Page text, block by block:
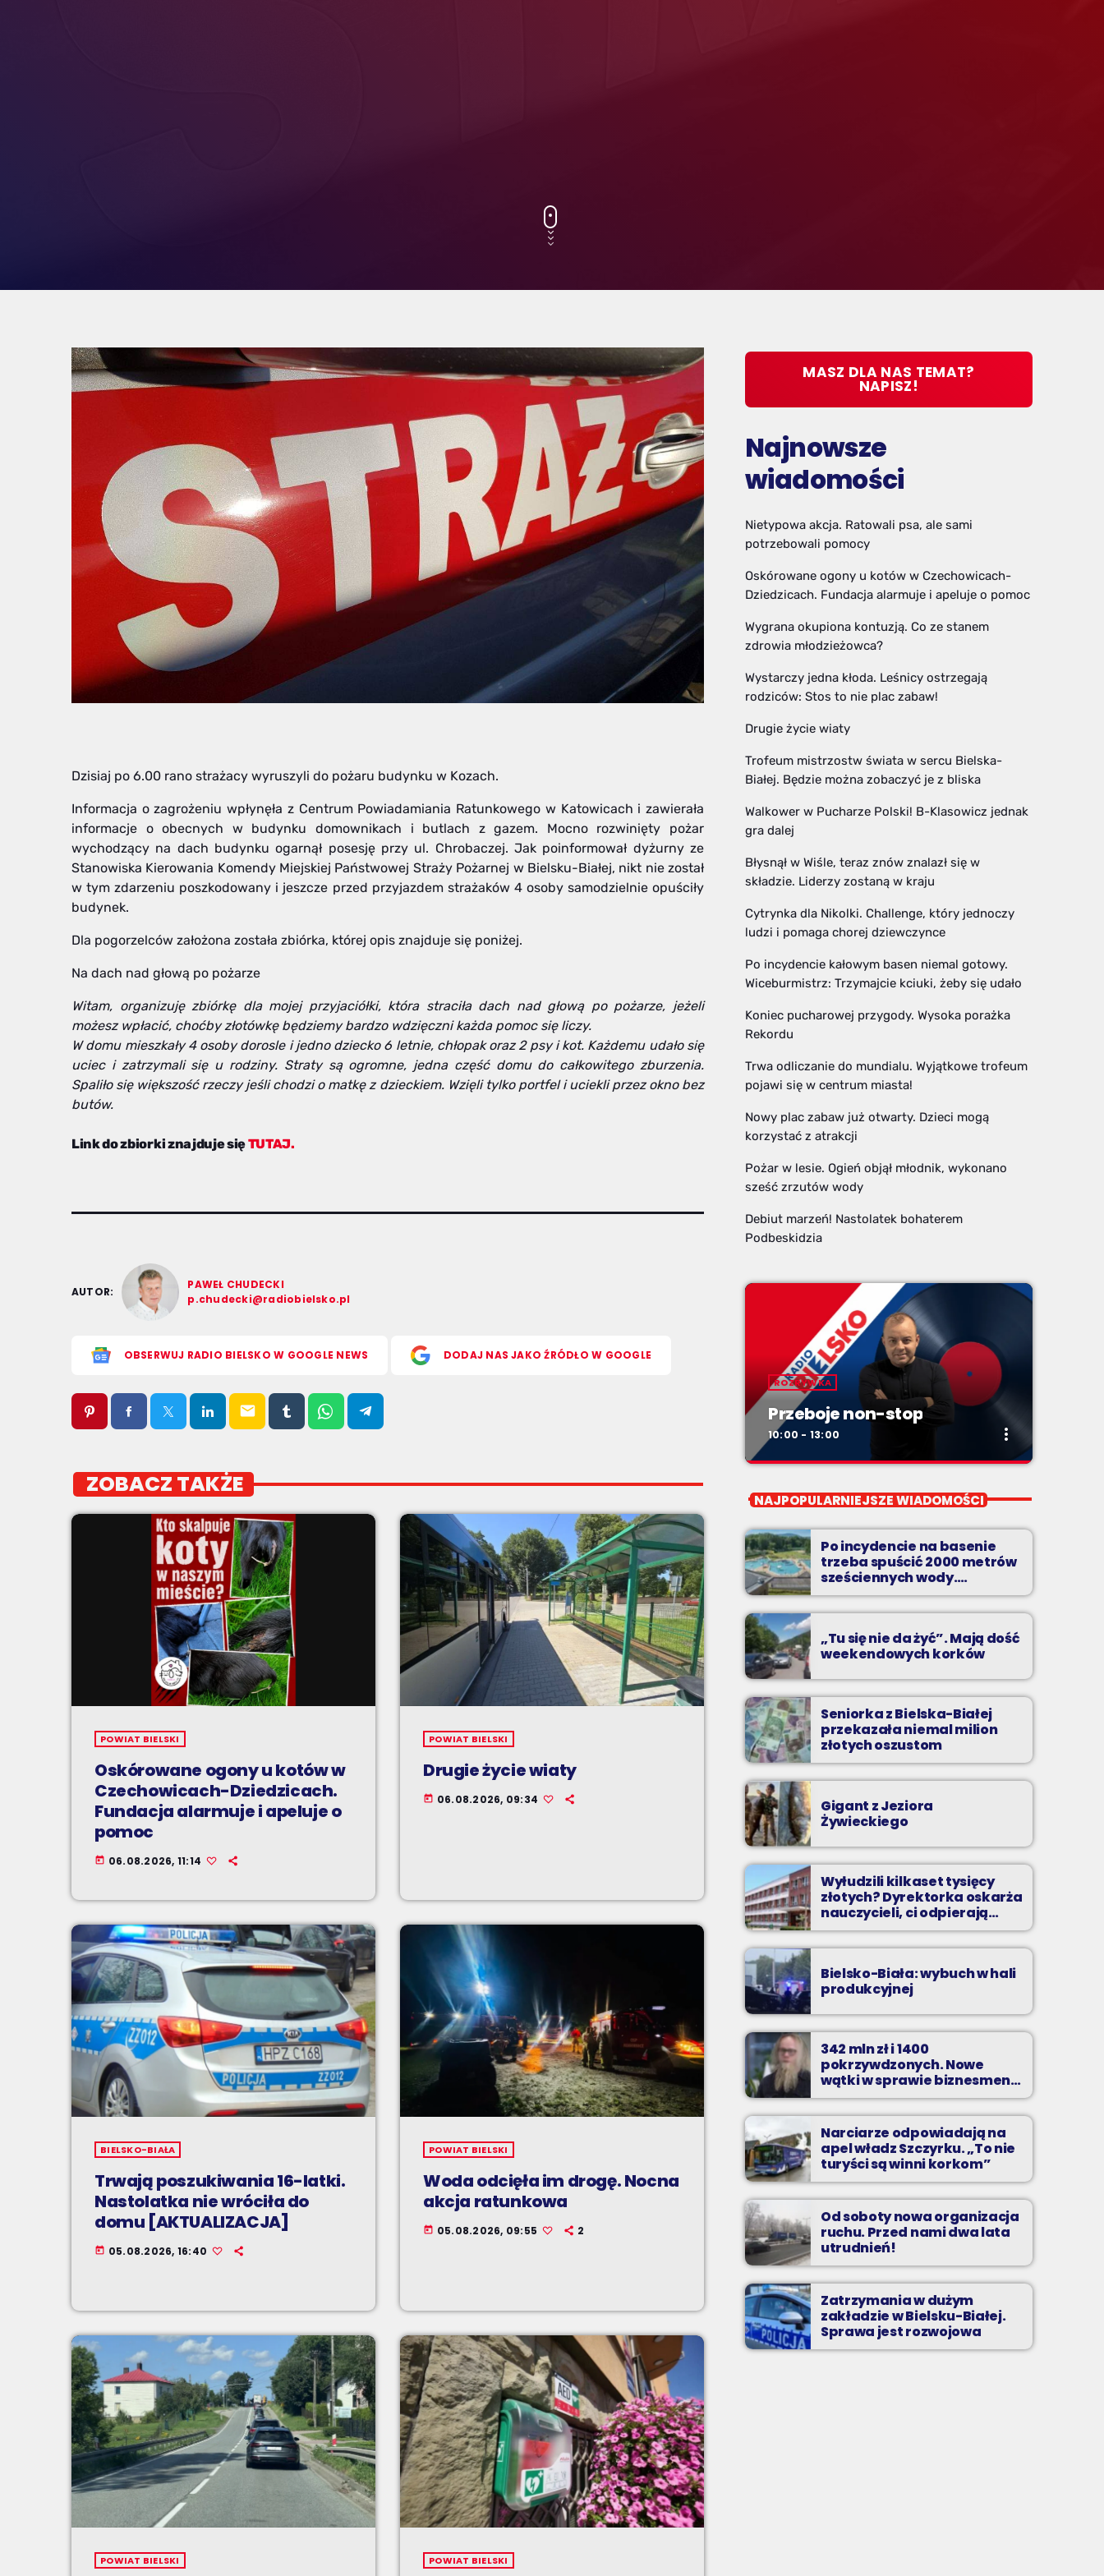
Dzisiaj po 6.00 rano strażacy wyruszyli do pożaru budynku w Kozach.
Informacja o zagrożeniu wpłynęła z Centrum Powiadamiania Ratunkowego w Katowicach i zawierała
informacje o obecnych w budynku domownikach i butlach z gazem. Mocno rozwinięty pożar
wychodzący na dach budynku ogarnął posesję przy ul. Chrobaczej. Jak poinformował dyżurny ze
Stanowiska Kierowania Komendy Miejskiej Państwowej Straży Pożarnej w Bielsku-Białej, nikt nie został
w tym zdarzeniu poszkodowany i jeszcze przed przyjazdem strażaków 4 osoby samodzielnie opuściły
budynek.
Dla pogorzelców założona została zbiórka, której opis znajduje się poniżej.
Na dach nad głową po pożarze
Witam, organizuję zbiórkę dla mojej przyjaciółki, która straciła dach nad głową po pożarze, jeżeli
możesz wpłacić, choćby złotówkę będziemy bardzo wdzięczni każda pomoc się liczy.
W domu mieszkały 4 osoby dorosle i jedno dziecko 6 letnie, chłopak oraz 2 psy i kot. Każdemu udało się
uciec i zatrzymali się u rodziny. Straty są ogromne, jedna część domu do całkowitego zburzenia.
Spaliło się większość rzeczy jeśli chodzi o matkę z dzieckiem. Wzięli tylko portfel i uciekli przez okno bez
butów.
Link do zbiorki znajduje sięTUTAJ.
AUTOR:
PAWEŁ CHUDECKI
p.chudecki@radiobielsko.pl
OBSERWUJ RADIO BIELSKO W GOOGLE NEWS DODAJ NAS JAKO ŹRÓDŁO W GOOGLE
email
ZOBACZ TAKŻE
POWIAT BIELSKI
Oskórowane ogony u kotów w
Czechowicach-Dziedzicach.
Fundacja alarmuje i apeluje o
pomoc
today 06.08.2026, 11:14
POWIAT BIELSKI
Drugie życie wiaty
today 06.08.2026, 09:34
BIELSKO-BIAŁA
Trwają poszukiwania 16-latki.
Nastolatka nie wróciła do
domu [AKTUALIZACJA]
today 05.08.2026, 16:40
POWIAT BIELSKI
Woda odcięła im drogę. Nocna
akcja ratunkowa
today 05.08.2026, 09:55 2
POWIAT BIELSKI POWIAT BIELSKI
MASZ DLA NAS TEMAT?
NAPISZ!
Najnowsze
wiadomości
Nietypowa akcja. Ratowali psa, ale sami
potrzebowali pomocy
Oskórowane ogony u kotów w Czechowicach-
Dziedzicach. Fundacja alarmuje i apeluje o pomoc
Wygrana okupiona kontuzją. Co ze stanem
zdrowia młodzieżowca?
Wystarczy jedna kłoda. Leśnicy ostrzegają
rodziców: Stos to nie plac zabaw!
Drugie życie wiaty
Trofeum mistrzostw świata w sercu Bielska-
Białej. Będzie można zobaczyć je z bliska
Walkower w Pucharze Polski! B-Klasowicz jednak
gra dalej
Błysnął w Wiśle, teraz znów znalazł się w
składzie. Liderzy zostaną w kraju
Cytrynka dla Nikolki. Challenge, który jednoczy
ludzi i pomaga chorej dziewczynce
Po incydencie kałowym basen niemal gotowy.
Wiceburmistrz: Trzymajcie kciuki, żeby się udało
Koniec pucharowej przygody. Wysoka porażka
Rekordu
Trwa odliczanie do mundialu. Wyjątkowe trofeum
pojawi się w centrum miasta!
Nowy plac zabaw już otwarty. Dzieci mogą
korzystać z atrakcji
Pożar w lesie. Ogień objął młodnik, wykonano
sześć zrzutów wody
Debiut marzeń! Nastolatek bohaterem
Podbeskidzia
ROZRYWKA
Przeboje non-stop
10:00 - 13:00 more_vert
Przeboje non-stop
Podbeskidziu! Konkursy, akcje radiowe,
rozmowy i oczywiście - starannie
wyselekcjonowane przeboje non-stop!
NAJPOPULARNIEJSZE WIADOMOŚCI
Po incydencie na basenie
trzeba spuścić 2000 metrów
sześciennych wody.
„Ogromne koszty i ogromna
praca”
„Tu się nie da żyć”. Mają dość
weekendowych korków
Seniorka z Bielska-Białej
przekazała niemal milion
złotych oszustom
Gigant z Jeziora
Żywieckiego
Wyłudzili kilkaset tysięcy
złotych? Dyrektorka oskarża
nauczycieli, ci odpierają
zarzuty
Bielsko-Biała: wybuch w hali
produkcyjnej
342 mln zł i 1400
pokrzywdzonych. Nowe
wątki w sprawie biznesmena
z Bielska-Białej
Narciarze odpowiadają na
apel władz Szczyrku. „To nie
turyści są winni korkom”
Od soboty nowa organizacja
ruchu. Przed nami dwa lata
utrudnień!
Zatrzymania w dużym
zakładzie w Bielsku-Białej.
Sprawa jest rozwojowa